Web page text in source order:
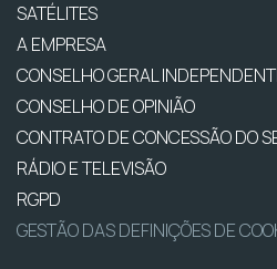
SATÉLITES
A EMPRESA
CONSELHO GERAL
CONSELHO DE OPINIÃO
CONTRATO DE CONCESSÃO DO
RÁDIO E TELEVISÃO
RGPD
GESTÃO DAS DEFINIÇÕES DE